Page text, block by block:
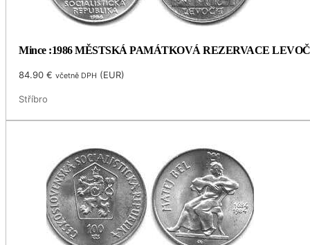
Mince :1986 MĚSTSKÁ PAMÁTKOVÁ REZERVACE
84.90€ včetně DPH (EUR)
Stříbro